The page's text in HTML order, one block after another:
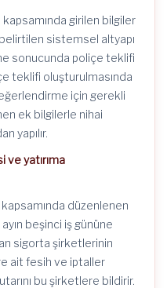
kapsamında girilen bilgiler
sistemsel altyapı
sonucunda poliçe teklifi
teklifi oluşturulmasında
için gerekli
ek bilgilerle nihai
yapılır.
yatırıma
düzenlenen
beşinci iş gününe
sigorta şirketlerinin
ait fesih ve iptaller
bu şirketlere bildirir.